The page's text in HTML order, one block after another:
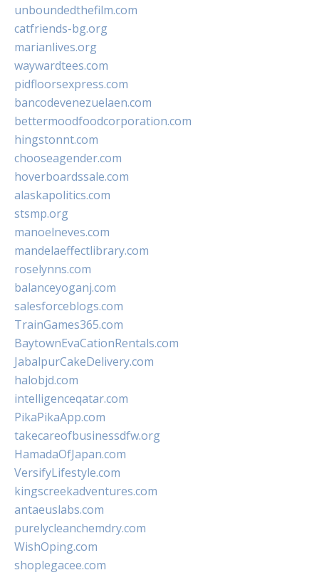
unboundedthefilm.com
catfriends-bg.org
marianlives.org
waywardtees.com
pidfloorsexpress.com
bancodevenezuelaen.com
bettermoodfoodcorporation.com
hingstonnt.com
chooseagender.com
hoverboardssale.com
alaskapolitics.com
stsmp.org
manoelneves.com
mandelaeffectlibrary.com
roselynns.com
balanceyoganj.com
salesforceblogs.com
TrainGames365.com
BaytownEvaCationRentals.com
JabalpurCakeDelivery.com
halobjd.com
intelligenceqatar.com
PikaPikaApp.com
takecareofbusinessdfw.org
HamadaOfJapan.com
VersifyLifestyle.com
kingscreekadventures.com
antaeuslabs.com
purelycleanchemdry.com
WishOping.com
shoplegacee.com